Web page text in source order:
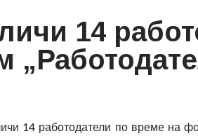
14
14 работодатели по време на